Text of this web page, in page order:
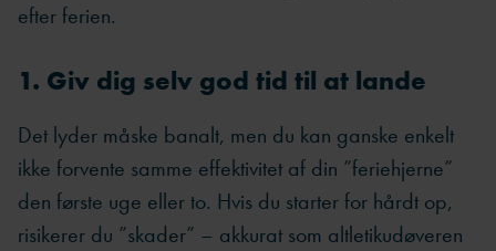
efter ferien.
1. Giv dig selv god tid til at lande
Det lyder måske banalt, men du kan ganske enkelt
ikke forvente samme effektivitet af din ”feriehjerne”
den første uge eller to. Hvis du starter for hårdt op,
risikerer du ”skader” – akkurat som altletikudøveren